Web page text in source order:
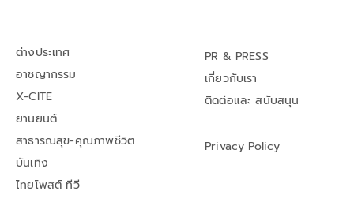
ต่างประเทศ
อาชญากรรม
X-CITE
ยานยนต์
สาธารณสุข-คุณภาพชีวิต
บันเทิง
ไทยโพสต์ ทีวี
PR & PRESS
เกี่ยวกับเรา
ติดต่อและ สนับสนุน
Privacy Policy